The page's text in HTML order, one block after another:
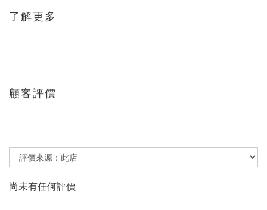
了解更多
顧客評價
尚未有任何評價